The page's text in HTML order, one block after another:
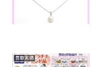
買取実績